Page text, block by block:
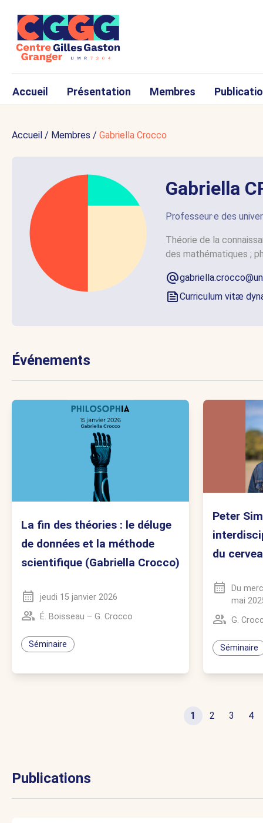
Accueil Présentation Membres
Accueil / Membres / Gabriella Crocco
Gabriella
Professeur·e des
Théorie de la
des mathématiques ;
Curriculum vitæ
Événements
La fin des théories : le déluge
de données et la méthode
scientifique (Gabriella Crocco)
jeudi 15 janvier 2026
É. Boisseau – G. Crocco
Séminaire
Peter
du
Du
mai
G.
Séminaire
1 2 3 4
Publications